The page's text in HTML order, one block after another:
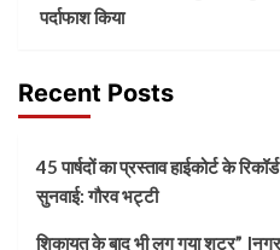
पर्दाफाश किया
Recent Posts
45 पार्षदों का प्रस्ताव हाईकोर्ट के
सुनवाई: गौरव भट्टी
शिकायत के बाद भी लग गया शटर”